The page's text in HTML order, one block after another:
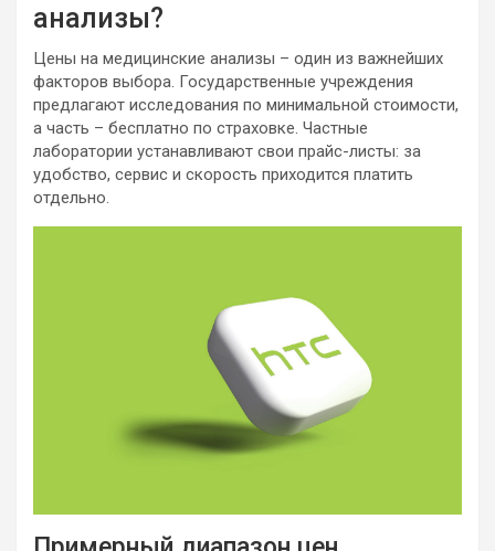
анализы?
Цены на медицинские анализы – один из важнейших
факторов выбора. Государственные учреждения
предлагают исследования по минимальной стоимости,
а часть – бесплатно по страховке. Частные
лаборатории устанавливают свои прайс-листы: за
удобство, сервис и скорость приходится платить
отдельно.